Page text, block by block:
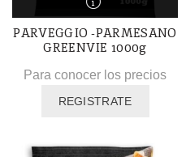
PARVEGGIO -PARMESANO
GREENVIE 1000g
Para conocer los precios
REGISTRATE